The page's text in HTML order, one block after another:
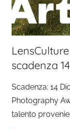
scadenza
Scadenza: 14
Photography
talento